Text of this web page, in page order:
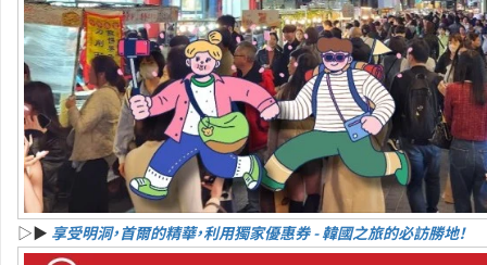
▷▶ 享受明洞，首爾的精華，利用獨家優惠券 - 韓國之旅的必訪勝地！